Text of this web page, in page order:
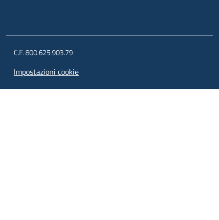
C.F. 800.625.903.79
Impostazioni cookie